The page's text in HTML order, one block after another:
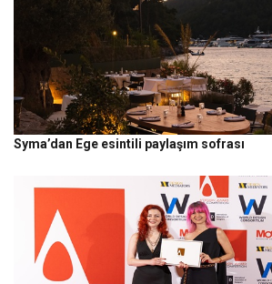
Syma’dan Ege esintili paylaşım sofrası